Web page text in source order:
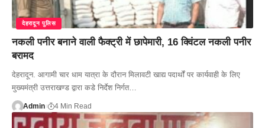
देहरादून पुलिस
नकली पनीर बनाने वाली फैक्ट्री में छापेमारी, 16 क्विंटल नकली पनीर
बरामद
देहरादून. आगामी चार धाम यात्रा के दौरान मिलावटी खाद्य पदार्थों पर कार्यवाही के लिए
मुख्यमंत्री उत्तराखण्ड द्वारा कडे निर्देश निर्गत…
Admin 4 Min Read